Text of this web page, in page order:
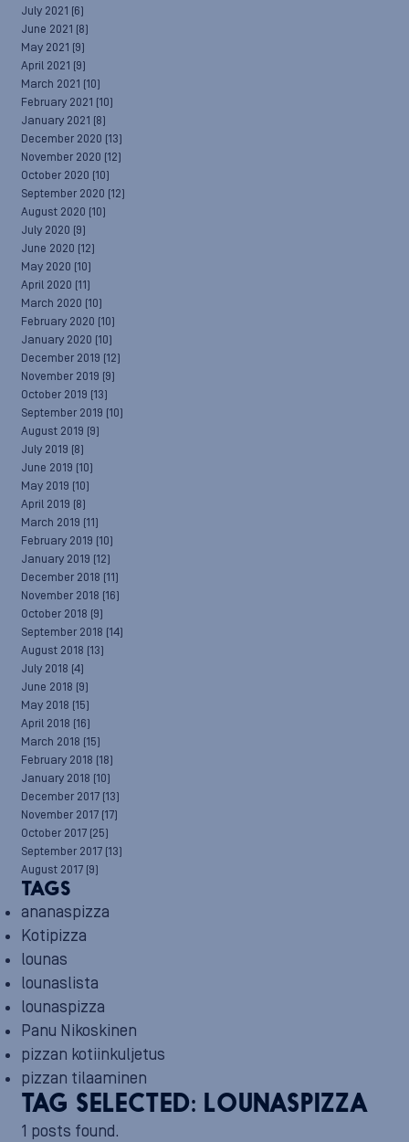
July 2021 (6)
June 2021 (8)
May 2021 (9)
April 2021 (9)
March 2021 (10)
February 2021 (10)
January 2021 (8)
December 2020 (13)
November 2020 (12)
October 2020 (10)
September 2020 (12)
August 2020 (10)
July 2020 (9)
June 2020 (12)
May 2020 (10)
April 2020 (11)
March 2020 (10)
February 2020 (10)
January 2020 (10)
December 2019 (12)
November 2019 (9)
October 2019 (13)
September 2019 (10)
August 2019 (9)
July 2019 (8)
June 2019 (10)
May 2019 (10)
April 2019 (8)
March 2019 (11)
February 2019 (10)
January 2019 (12)
December 2018 (11)
November 2018 (16)
October 2018 (9)
September 2018 (14)
August 2018 (13)
July 2018 (4)
June 2018 (9)
May 2018 (15)
April 2018 (16)
March 2018 (15)
February 2018 (18)
January 2018 (10)
December 2017 (13)
November 2017 (17)
October 2017 (25)
September 2017 (13)
August 2017 (9)
TAGS
ananaspizza
Kotipizza
lounas
lounaslista
lounaspizza
Panu Nikoskinen
pizzan kotiinkuljetus
pizzan tilaaminen
TAG SELECTED: LOUNASPIZZA
1 posts found.